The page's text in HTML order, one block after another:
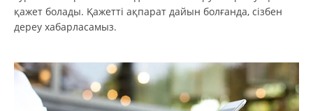
қажет болады. Қажетті ақпарат дайын болғанда, сізбен
дереу хабарласамыз.